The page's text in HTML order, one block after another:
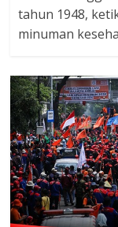
tahun 1948,
minuman